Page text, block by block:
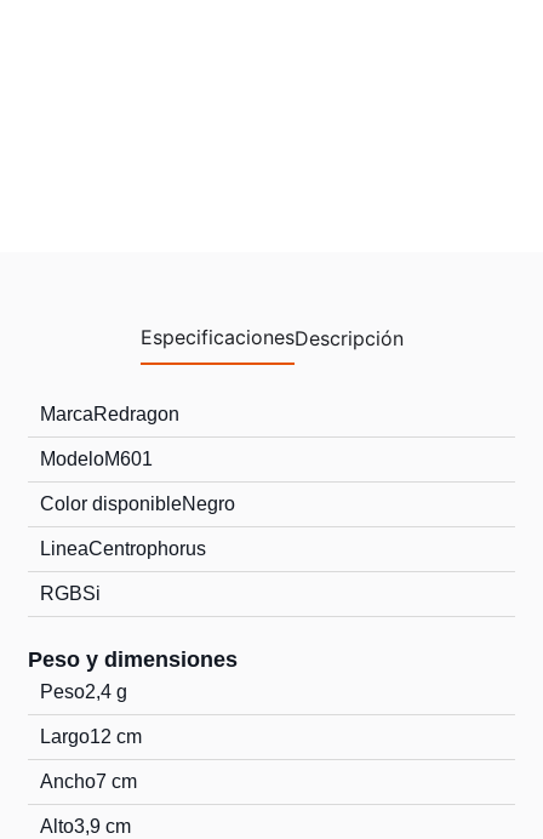
EspecificacionesDescripción
MarcaRedragon
ModeloM601
Color disponibleNegro
LineaCentrophorus
RGBSi
Peso y dimensiones
Peso2,4 g
Largo12 cm
Ancho7 cm
Alto3,9 cm